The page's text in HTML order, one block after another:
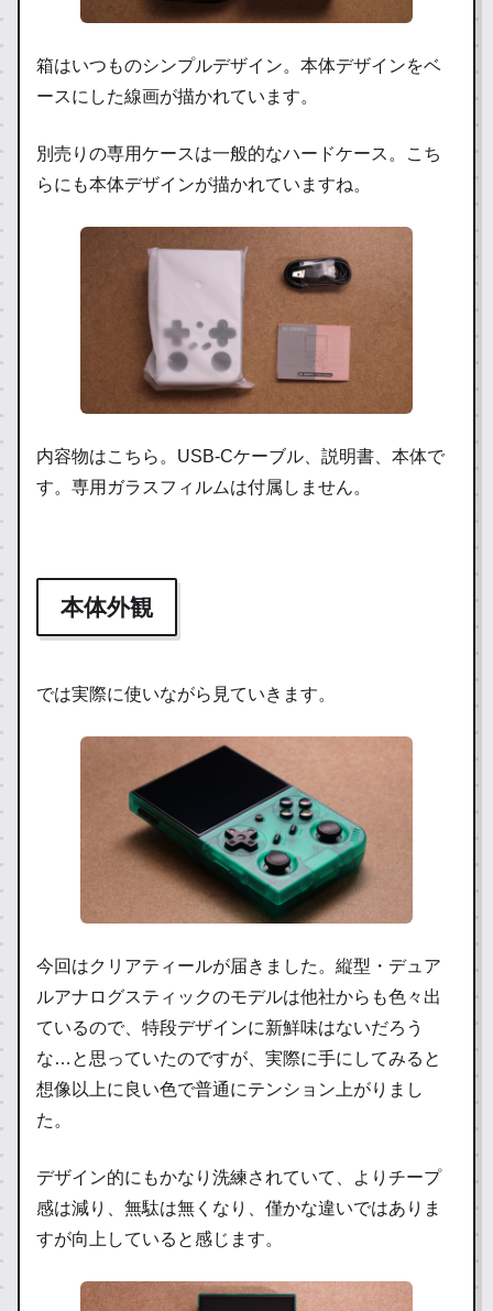
箱はいつものシンプルデザイン。本体デザインをベ
ースにした線画が描かれています。
別売りの専用ケースは一般的なハードケース。こち
らにも本体デザインが描かれていますね。
内容物はこちら。USB-Cケーブル、説明書、本体で
す。専用ガラスフィルムは付属しません。
本体外観
では実際に使いながら見ていきます。
今回はクリアティールが届きました。縦型・デュア
ルアナログスティックのモデルは他社からも色々出
ているので、特段デザインに新鮮味はないだろう
な…と思っていたのですが、実際に手にしてみると
想像以上に良い色で普通にテンション上がりまし
た。
デザイン的にもかなり洗練されていて、よりチープ
感は減り、無駄は無くなり、僅かな違いではありま
すが向上していると感じます。